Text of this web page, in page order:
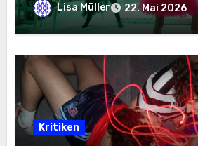
Lisa Müller 22. Mai 2026
Kritiken